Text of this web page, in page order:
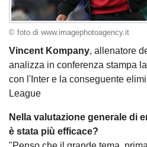
© foto di www.imagephotoagency.it
Vincent Kompany, allenatore
analizza in conferenza stampa
con l'Inter e la conseguente
League
Nella valutazione generale di
è stata più efficace?